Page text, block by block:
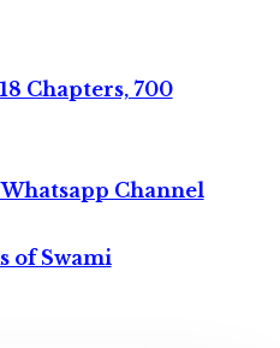
Chapters, 700
Channel
of Swami